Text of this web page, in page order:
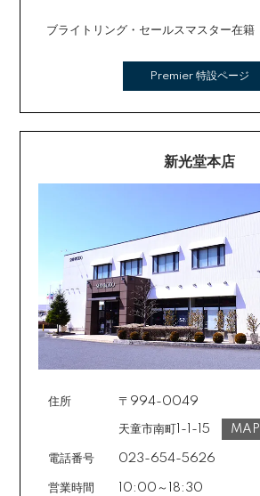
ブライトリング・セールスマスター在籍
Premier 特設ページ
新光堂本店
住所 〒994-0049
天童市南町1-1-15 MAP
電話番号 023-654-5626
営業時間 10:00～18:30